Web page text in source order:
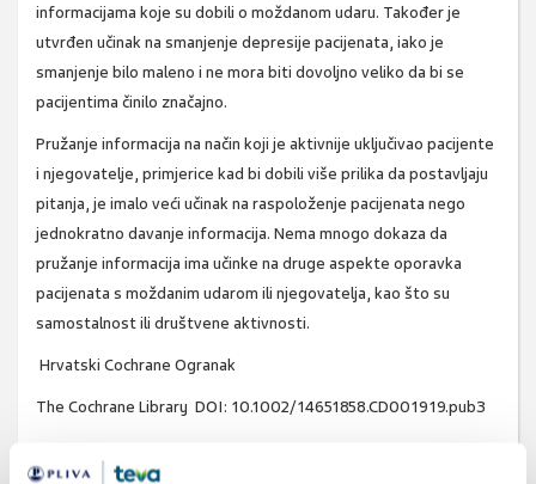
informacijama koje su dobili o moždanom udaru. Također je
utvrđen učinak na smanjenje depresije pacijenata, iako je
smanjenje bilo maleno i ne mora biti dovoljno veliko da bi se
pacijentima činilo značajno.
Pružanje informacija na način koji je aktivnije uključivao pacijente
i njegovatelje, primjerice kad bi dobili više prilika da postavljaju
pitanja, je imalo veći učinak na raspoloženje pacijenata nego
jednokratno davanje informacija. Nema mnogo dokaza da
pružanje informacija ima učinke na druge aspekte oporavka
pacijenata s moždanim udarom ili njegovatelja, kao što su
samostalnost ili društvene aktivnosti.
Hrvatski Cochrane Ogranak
The Cochrane Library DOI: 10.1002/14651858.CD001919.pub3